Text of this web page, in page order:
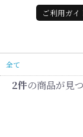
ご利用ガイ
全て
2件の商品が見